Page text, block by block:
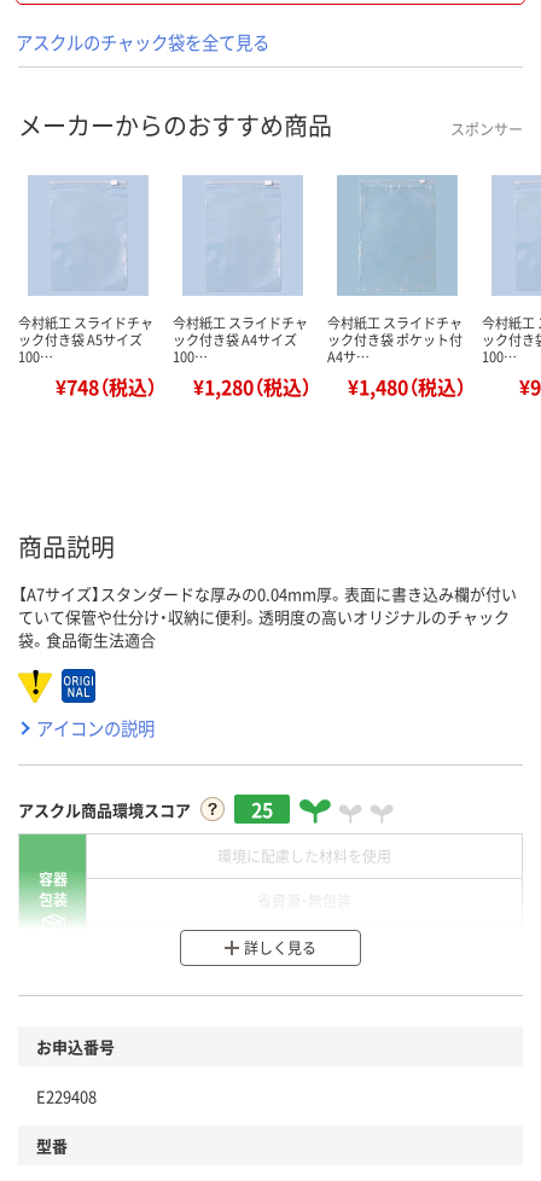
アスクルのチャック袋を全て見る
メーカーからのおすすめ商品 スポンサー
今村紙工 スライドチャ
ック付き袋 A5サイズ
100…
¥748（税込）
今村紙工 スライドチャ
ック付き袋 A4サイズ
100…
¥1,280（税込）
今村紙工 スライドチャ
ック付き袋 ポケット付
A4サ…
¥1,480（税込）
今村紙工
ック付き
100…
商品説明
【A7サイズ】スタンダードな厚みの0.04mm厚。表面に書き込み欄が付い
ていて保管や仕分け・収納に便利。透明度の高いオリジナルのチャック
袋。食品衛生法適合
アイコンの説明
アスクル商品環境スコア 25
容器
包装
環境に配慮した材料を使用
分別・リサイクルしやすい設計
本体
詳しく見る
お申込番号
E229408
型番